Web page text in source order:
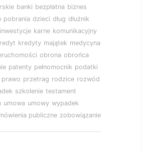
banki bezpłatna biznes
pobrania dzieci dług dłużnik
inwestycje karne komunikacyjny
kredyty majątek medycyna
obrona obrońca
patenty pełnomocnik podatki
prawo przetrag rodzice rozwód
szkolenie testament
umowa umowy wypadek
publiczne zobowiązanie